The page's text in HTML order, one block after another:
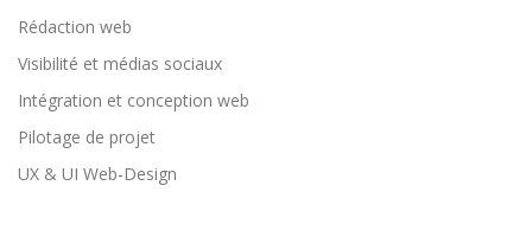
Rédaction web
Visibilité et médias sociaux
Intégration et conception web
Pilotage de projet
UX & UI Web-Design